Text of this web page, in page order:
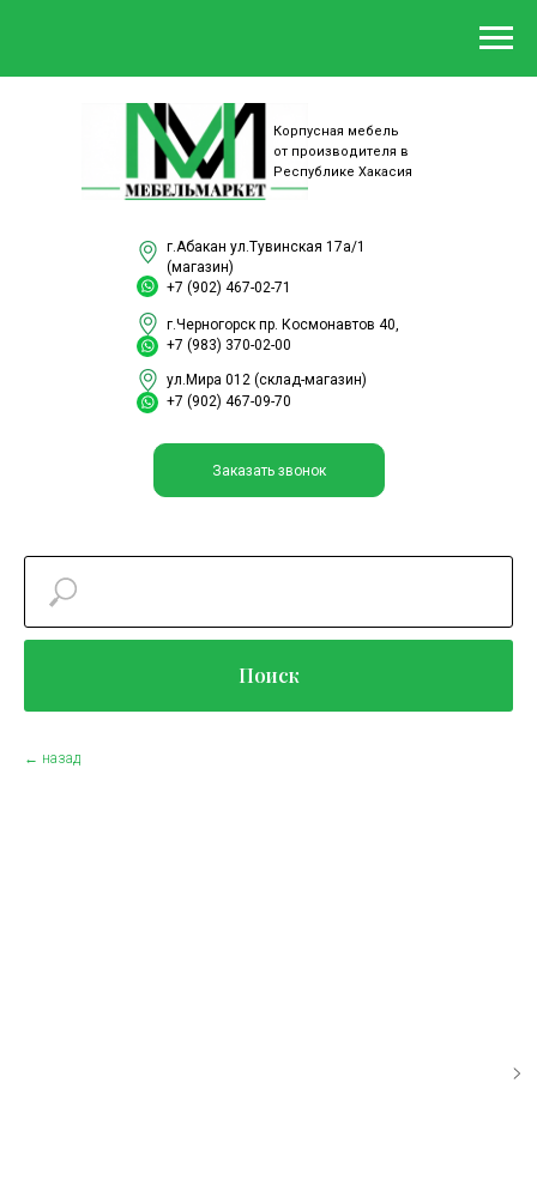
Корпусная мебель
от производителя в
Республике Хакасия
г.Абакан ул.Тувинская 17а/1
(магазин)
+7 (902) 467-02-71
г.Черногорск пр. Космонавтов 40,
+7 (983) 370-02-00
ул.Мира 012 (склад-магазин)
+7 (902) 467-09-70
Заказать звонок
Поиск
← назад